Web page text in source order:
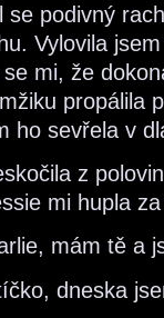
se podivný
Vylovila
mi, že
propálila
ho sevřela v
z
mi hupla
mám tě a
dneska